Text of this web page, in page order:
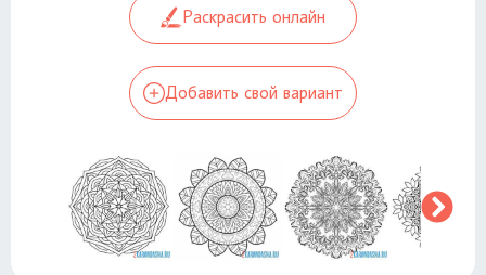
Раскрасить онлайн
Добавить свой вариант